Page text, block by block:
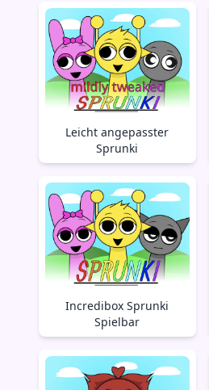
Leicht angepasster
Sprunki
Incredibox Sprunki
Spielbar